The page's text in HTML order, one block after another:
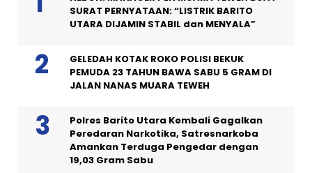
SURAT PERNYATAAN: “LISTRIK BARITO
UTARA DIJAMIN STABIL dan MENYALA”
GELEDAH KOTAK ROKO POLISI BEKUK
PEMUDA 23 TAHUN BAWA SABU 5 GRAM DI
JALAN NANAS MUARA TEWEH
Polres Barito Utara Kembali Gagalkan
Peredaran Narkotika, Satresnarkoba
Amankan Terduga Pengedar dengan
19,03 Gram Sabu